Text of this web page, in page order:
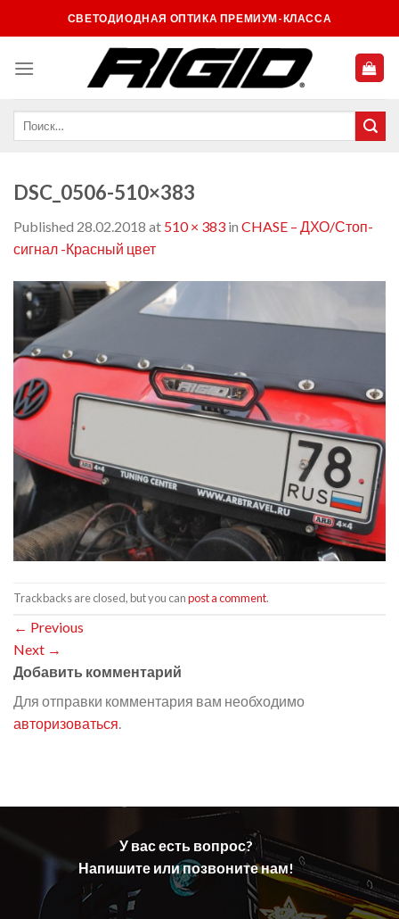
to
СВЕТОДИОДНАЯ ОПТИКА ПРЕМИУМ-КЛАССА
DSC_0506-510×383
Published 28.02.2018 at 510 × 383 in CHASE – ДХО/Стоп-
сигнал -Красный цвет
Trackbacks are closed, but you canpost a comment.
← Previous
Next →
Добавить комментарий
Для отправки комментария вам необходимо
авторизоваться.
У вас есть вопрос?
Напишите или позвоните нам!